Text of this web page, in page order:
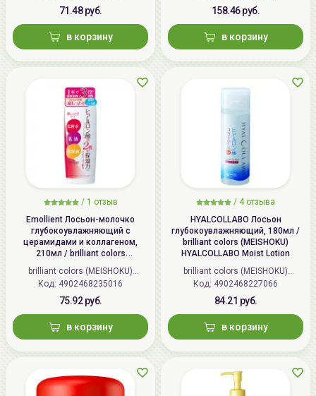
71.48 руб.
в корзину
158.46 руб.
в корзину
/ 1 отзыв
Emollient Лосьон-молочко
глубокоувлажняющий c
церамидами и коллагеном,
210мл / brilliant colors
(MEISHOKU) Emollient Extra Lotion
Very Moisture
brilliant colors (MEISHOKU)
(Япония)
Код: 4902468235016
75.92 руб.
в корзину
/ 4 отзыва
HYALCOLLABO Лосьон
глубокоувлажняющий, 180мл /
brilliant colors (MEISHOKU)
HYALCOLLABO Moist Lotion
brilliant colors (MEISHOKU)
(Япония)
Код: 4902468227066
84.21 руб.
в корзину